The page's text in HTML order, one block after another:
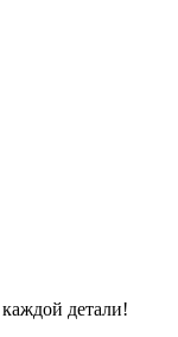
каждой детали!